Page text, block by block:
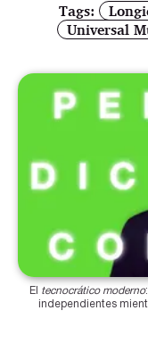
Tags:
Universal
El tecnocrático moderno
independientes